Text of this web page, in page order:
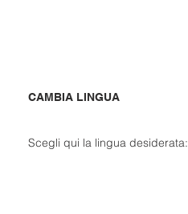
CAMBIA LINGUA
Scegli qui la lingua desiderata: